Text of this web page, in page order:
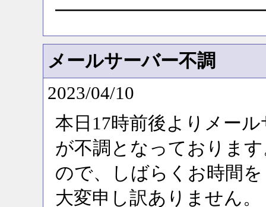
メールサーバー不調
2023/04/10
本日17時前後よりメー
が不調となっておりま
ので、しばらくお時間
大変申し訳ありません。